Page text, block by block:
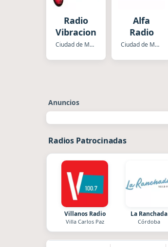
Radio
Vibraciones
Ciudad de Mexico
Alfa
Radio
Ciudad de Mexico
Anuncios
Radios Patrocinadas
Villanos Radio
Villa Carlos Paz
La Ranchada
Córdoba